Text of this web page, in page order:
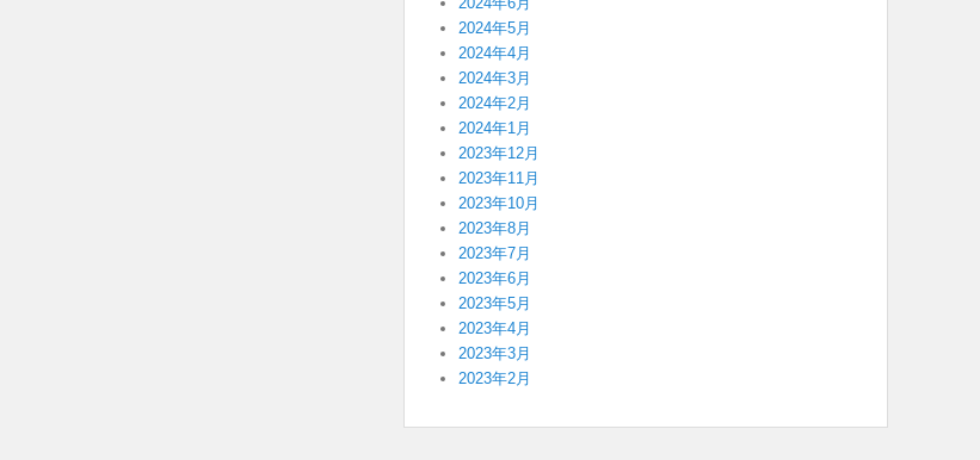
2024年5月
2024年4月
2024年3月
2024年2月
2024年1月
2023年12月
2023年11月
2023年10月
2023年8月
2023年7月
2023年6月
2023年5月
2023年4月
2023年3月
2023年2月